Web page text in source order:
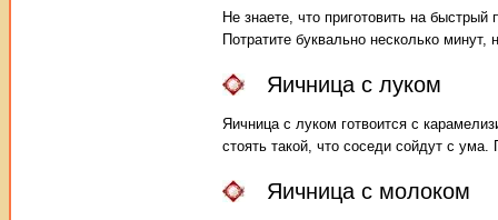
Не знаете, что приготовить на
Потратите буквально несколько минут,
Яичница с луком
Яичница с луком готвоится с
стоять такой, что соседи сойдут с ума.
Яичница с молоком